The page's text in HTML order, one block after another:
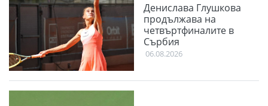
Денислава Глушкова
продължава на
четвъртфиналите в
Сърбия
06.08.2026